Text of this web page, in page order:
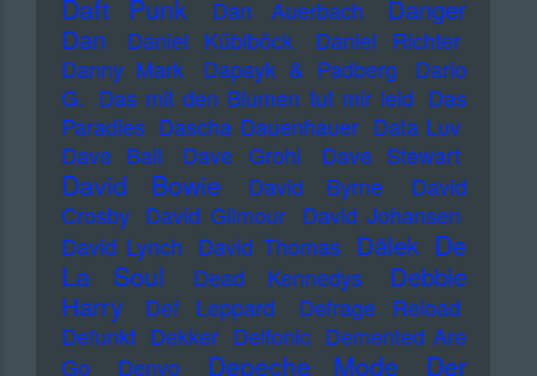
Daft Punk Dan Auerbach
Danger
Dan
Daniel Küblböck
Daniel Richter
Danny Mark
Dapayk & Padberg
Dario
G. Das mit den Blumen tut mir leid Das
Paradies Dascha Dauenhauer Data Luv
Dave Ball
Dave Grohl Dave Stewart
David Bowie David Byrne
David
Crosby David Gilmour David Johansen
David Lynch David Thomas Dälek De
La Soul
Dead Kennedys
Debbie
Harry
Def Leppard
Defrage Reload
Defunkt Dekker Delfonic Demented Are
Go
Denyo Depeche Mode
Der